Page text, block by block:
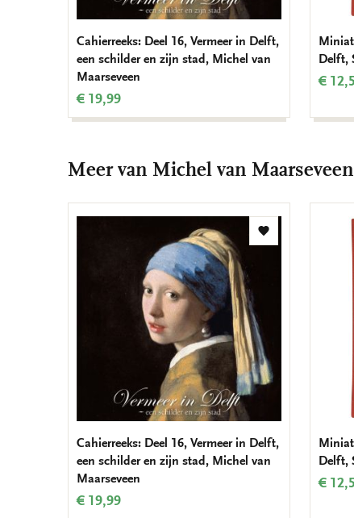
Cahierreeks: Deel 16, Vermeer in Delft,
een schilder en zijn stad, Michel van
Maarseveen
€ 19,99
Delft,
€
Meer van Michel van Maarseveen
Toevoegen
Cahierreeks: Deel 16, Vermeer in Delft,
een schilder en zijn stad, Michel van
Maarseveen
€ 19,99
Delft,
€